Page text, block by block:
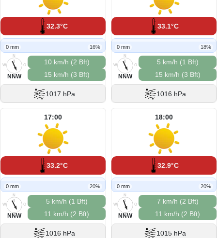
32.3°C
0 mm 16%
N
O
S
W
NNW
10 km/h (2 Bft)
15 km/h (3 Bft)
1017 hPa
33.1°C
0 mm 18%
N
O
S
W
NNW
5 km/h (1 Bft)
15 km/h (3 Bft)
1016 hPa
17:00
33.2°C
0 mm 20%
N
O
S
W
NNW
5 km/h (1 Bft)
11 km/h (2 Bft)
1016 hPa
18:00
32.9°C
0 mm 20%
N
O
S
W
NNW
7 km/h (2 Bft)
11 km/h (2 Bft)
1015 hPa